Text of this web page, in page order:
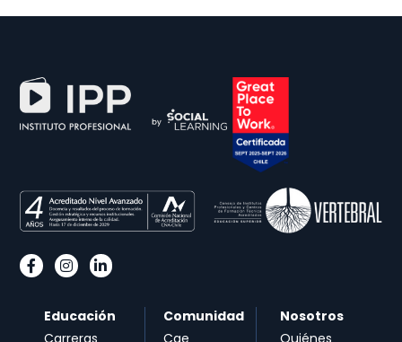
Educación
Carreras
Comunidad
Cae
Nosotros
Quiénes